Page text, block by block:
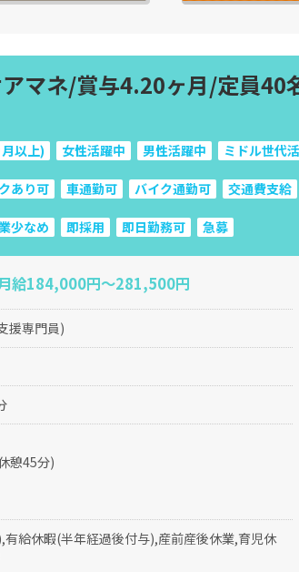
マネ/賞与4.20ヶ月/定員
以上) 女性活躍中 男性活躍中 ミドル世代
あり可 車通勤可 バイク通勤可 交通費支給
少なめ 即採用 即日勤務可 急募
月給184,000円〜281,500円
援専門員)
憩45分)
給休暇(半年経過後付与),産前産後休業,育児休